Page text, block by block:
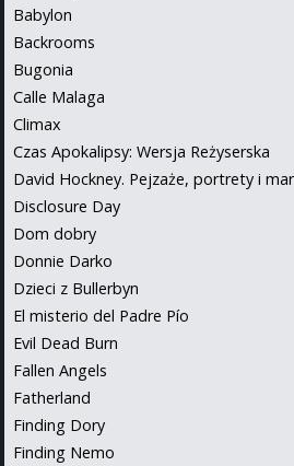
Babylon
Backrooms
Bugonia
Calle Malaga
Climax
Czas Apokalipsy: Wersja Reżyserska
David Hockney. Pejzaże, portrety i
Disclosure Day
Dom dobry
Donnie Darko
Dzieci z Bullerbyn
El misterio del Padre Pío
Evil Dead Burn
Fallen Angels
Fatherland
Finding Dory
Finding Nemo